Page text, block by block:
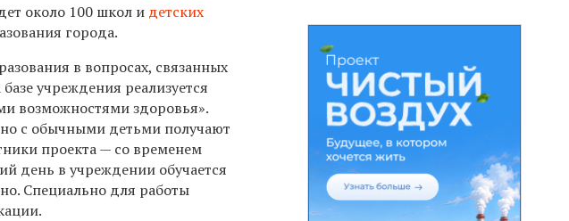
около 100 школ и детских
города.
в вопросах, связанных
учреждения реализуется
возможностями здоровья».
с обычными детьми получают
проекта — со временем
день в учреждении обучается
Специально для работы